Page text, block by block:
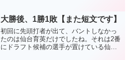
甘い球を打てなかった。そ...
大勝後、1勝1敗【また短文です】
初回に先頭打者が出て、バントしなかっ
たのは仙台育英だけでしたね。それは2番
にドラフト候補の選手が置けている仙台